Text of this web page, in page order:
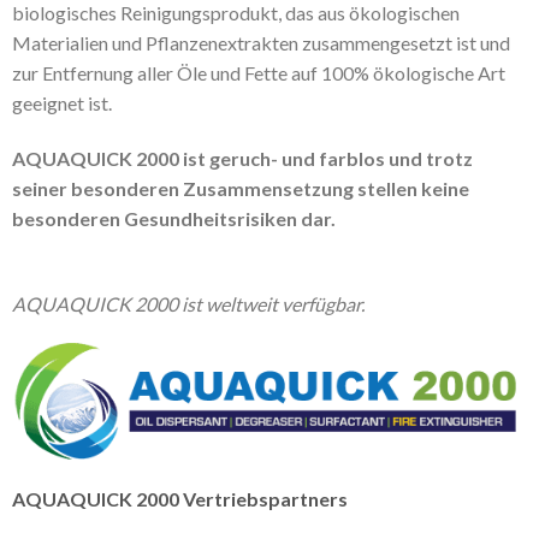
biologisches Reinigungsprodukt, das aus ökologischen
Materialien und Pflanzenextrakten zusammengesetzt ist und
zur Entfernung aller Öle und Fette auf 100% ökologische Art
geeignet ist.
AQUAQUICK 2000 ist geruch- und farblos und trotz
seiner besonderen Zusammensetzung stellen keine
besonderen Gesundheitsrisiken dar.
AQUAQUICK 2000 ist weltweit verfügbar.
AQUAQUICK 2000 Vertriebspartners